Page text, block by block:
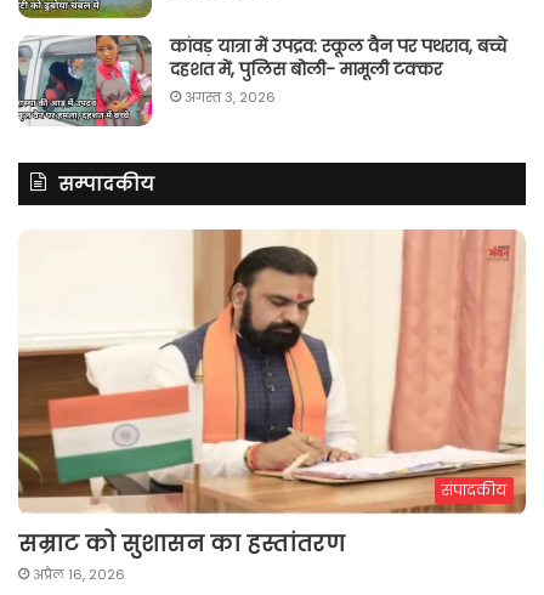
कांवड़ यात्रा में उपद्रव: स्कूल वैन पर पथराव, बच्चे
दहशत में, पुलिस बोली- मामूली टक्कर
अगस्त 3, 2026
सम्पादकीय
संपादकीय
सम्राट को सुशासन का हस्तांतरण
अप्रैल 16, 2026